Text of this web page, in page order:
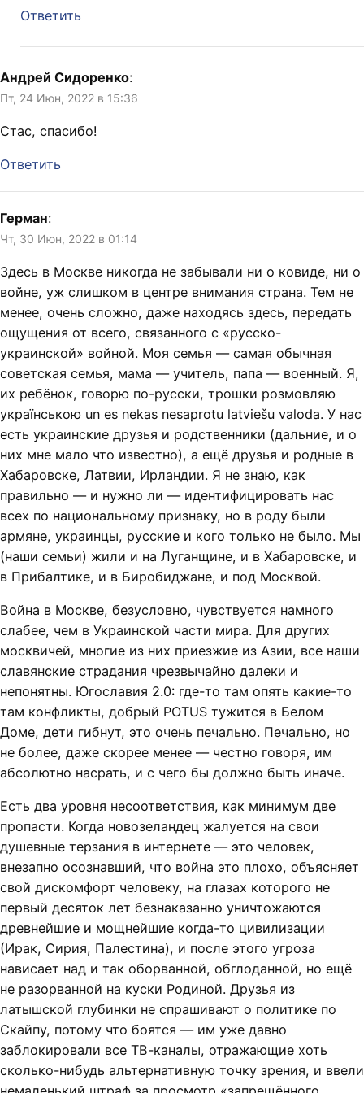
Ответить
Андрей Сидоренко:
Пт, 24 Июн, 2022 в 15:36
Стас, спасибо!
Ответить
Герман:
Чт, 30 Июн, 2022 в 01:14
Здесь в Москве никогда не забывали ни о ковиде, ни о
войне, уж слишком в центре внимания страна. Тем не
менее, очень сложно, даже находясь здесь, передать
ощущения от всего, связанного с «русско-
украинской» войной. Моя семья — самая обычная
советская семья, мама — учитель, папа — военный. Я,
их ребёнок, говорю по-русски, трошки розмовляю
українською un es nekas nesaprotu latviešu valoda. У нас
есть украинские друзья и родственники (дальние, и о
них мне мало что известно), а ещё друзья и родные в
Хабаровске, Латвии, Ирландии. Я не знаю, как
правильно — и нужно ли — идентифицировать нас
всех по национальному признаку, но в роду были
армяне, украинцы, русские и кого только не было. Мы
(наши семьи) жили и на Луганщине, и в Хабаровске, и
в Прибалтике, и в Биробиджане, и под Москвой.
Война в Москве, безусловно, чувствуется намного
слабее, чем в Украинской части мира. Для других
москвичей, многие из них приезжие из Азии, все наши
славянские страдания чрезвычайно далеки и
непонятны. Югославия 2.0: где-то там опять какие-то
там конфликты, добрый POTUS тужится в Белом
Доме, дети гибнут, это очень печально. Печально, но
не более, даже скорее менее — честно говоря, им
абсолютно насрать, и с чего бы должно быть иначе.
Есть два уровня несоответствия, как минимум две
пропасти. Когда новозеландец жалуется на свои
душевные терзания в интернете — это человек,
внезапно осознавший, что война это плохо, объясняет
свой дискомфорт человеку, на глазах которого не
первый десяток лет безнаказанно уничтожаются
древнейшие и мощнейшие когда-то цивилизации
(Ирак, Сирия, Палестина), и после этого угроза
нависает над и так оборванной, обглоданной, но ещё
не разорванной на куски Родиной. Друзья из
латышской глубинки не спрашивают о политике по
Скайпу, потому что боятся — им уже давно
заблокировали все ТВ-каналы, отражающие хоть
сколько-нибудь альтернативную точку зрения, и ввели